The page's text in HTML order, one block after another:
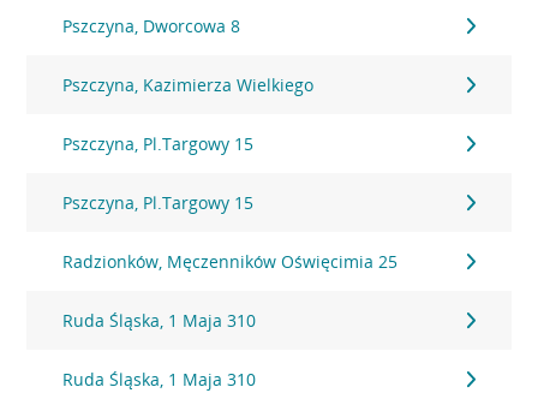
Pszczyna, Dworcowa 8
Pszczyna, Kazimierza Wielkiego
Pszczyna, Pl.Targowy 15
Pszczyna, Pl.Targowy 15
Radzionków, Męczenników Oświęcimia 25
Ruda Śląska, 1 Maja 310
Ruda Śląska, 1 Maja 310